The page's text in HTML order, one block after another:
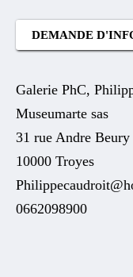
DEMANDE
Galerie PhC,
Museumarte sas
31 rue Andre Beury
10000 Troyes
0662098900